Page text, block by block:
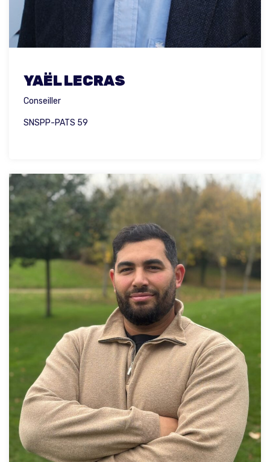
YAËL LECRAS
Conseiller
SNSPP-PATS 59